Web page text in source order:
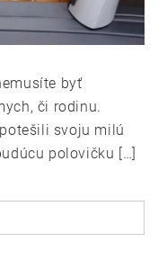
byť
či rodinu.
svoju milú
polovičku […]